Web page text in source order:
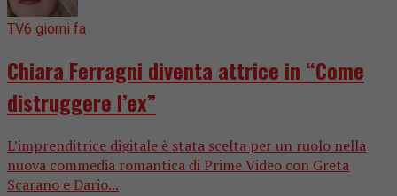
TV6 giorni fa
Chiara Ferragni diventa attrice in “Come
distruggere l’ex”
L’imprenditrice digitale è stata scelta per un ruolo nella
nuova commedia romantica di Prime Video con Greta
Scarano e Dario...